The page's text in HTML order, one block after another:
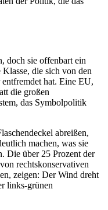
doch sie offenbart ein
die sich von den
hat. Eine EU,
die großen
das Symbolpolitik
abreißen,
machen, was sie
Die über 25 Prozent der
rechtskonservativen
zeigen: Der Wind dreht
links-grünen